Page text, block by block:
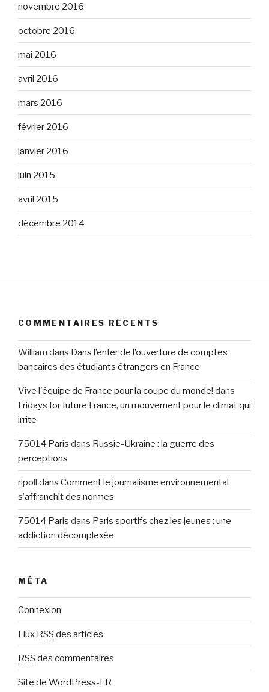
novembre 2016
octobre 2016
mai 2016
avril 2016
mars 2016
février 2016
janvier 2016
juin 2015
avril 2015
décembre 2014
COMMENTAIRES RÉCENTS
William dans Dans l’enfer de l’ouverture de comptes
bancaires des étudiants étrangers en France
Vive l'équipe de France pour la coupe du monde! dans
Fridays for future France, un mouvement pour le climat qui
irrite
75014 Paris dans Russie-Ukraine : la guerre des
perceptions
ripoll dans Comment le journalisme environnemental
s’affranchit des normes
75014 Paris dans Paris sportifs chez les jeunes : une
addiction décomplexée
MÉTA
Connexion
Flux RSS des articles
RSS des commentaires
Site de WordPress-FR